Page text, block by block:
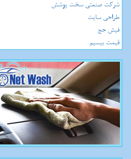
شرکت صنعتی سخت پوشش
طراحی سایت
فیش حج
قیمت بیسیم